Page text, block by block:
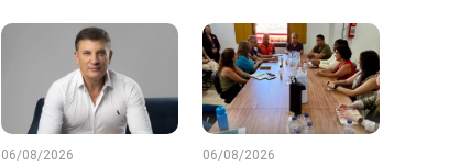
06/08/2026 06/08/2026